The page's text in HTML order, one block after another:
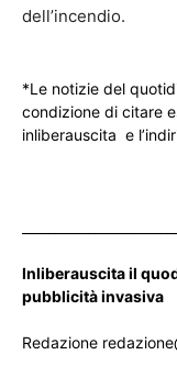
dell’incendio.
*Le notizie del
condizione di citare
inliberauscita e
Inliberauscita il
pubblicità invasiva
Redazione